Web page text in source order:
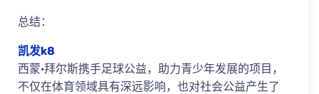
总结：
凯发k8
西蒙·拜尔斯携手足球公益，助力青少年发展的项目，
不仅在体育领域具有深远影响，也对社会公益产生了